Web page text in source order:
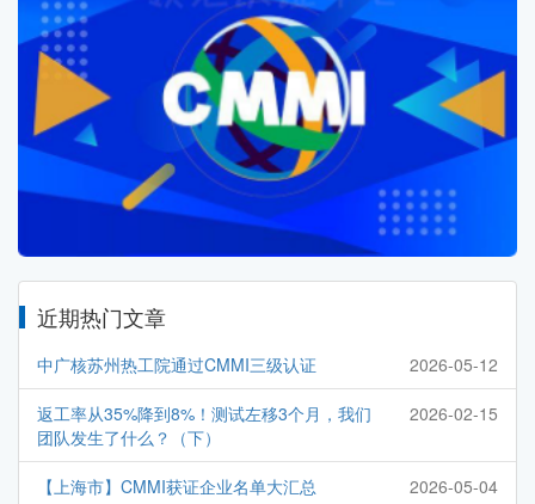
近期热门文章
中广核苏州热工院通过CMMI三级认证 2026-05-12
返工率从35%降到8%！测试左移3个月，我们
团队发生了什么？（下）
2026-02-15
【上海市】CMMI获证企业名单大汇总 2026-05-04